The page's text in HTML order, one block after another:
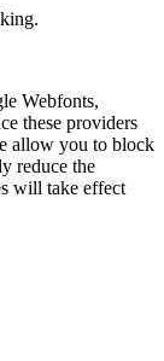
Webfonts,
these providers
allow you to block
reduce the
will take effect